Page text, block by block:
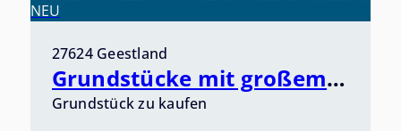
NEU
27624 Geestland
Grundstücke mit großem Potenzial im Herzen von Bad Bederkesa - Ankommen, Durchatmen, Erholen -
Grundstück zu kaufen